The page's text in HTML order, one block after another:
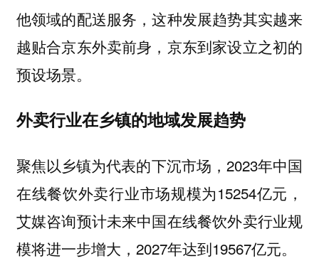
他领域的配送服务，这种发展趋势其实越来
越贴合京东外卖前身，京东到家设立之初的
预设场景。
外卖行业在乡镇的地域发展趋势
聚焦以乡镇为代表的下沉市场 ，2023年中国
在线餐饮外卖行业市场规模为15254亿元，
艾媒咨询预计未来中国在线餐饮外卖行业规
模将进一步增大，2027年达到19567亿元。